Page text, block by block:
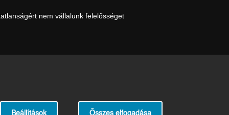
nem vállalunk felelősséget